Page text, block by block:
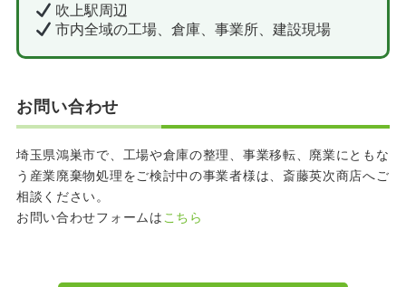
吹上駅周辺
市内全域の工場、倉庫、事業所、建設現場
お問い合わせ
埼玉県鴻巣市で、工場や倉庫の整理、事業移転、廃業にともな
う産業廃棄物処理をご検討中の事業者様は、斎藤英次商店へご
相談ください。
お問い合わせフォームは こちら